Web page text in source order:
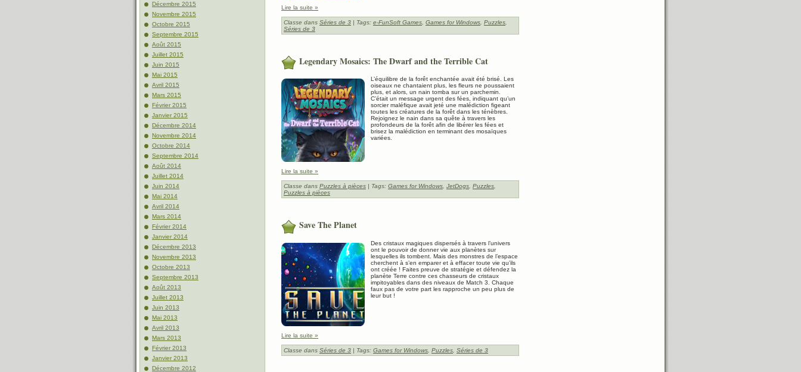
Décembre 2015
Novembre 2015
Octobre 2015
Septembre 2015
Août 2015
Juillet 2015
Juin 2015
Mai 2015
Avril 2015
Mars 2015
Février 2015
Janvier 2015
Décembre 2014
Novembre 2014
Octobre 2014
Septembre 2014
Août 2014
Juillet 2014
Juin 2014
Mai 2014
Avril 2014
Mars 2014
Février 2014
Janvier 2014
Décembre 2013
Novembre 2013
Octobre 2013
Septembre 2013
Août 2013
Juillet 2013
Juin 2013
Mai 2013
Avril 2013
Mars 2013
Février 2013
Janvier 2013
Décembre 2012
Lire la suite »
Classe dans Séries de 3 | Tags: e-FunSoft Games Games for Windows Puzzles
Séries de 3
Legendary Mosaics: The Dwarf and the Terrible Cat
L’équilibre de la forêt enchantée avait été brisé. Les
oiseaux ne chantaient plus, les fleurs ne poussaient
plus, et alors, un nain tomba sur un parchemin.
C’était un message urgent des fées, indiquant qu’un
sorcier maléfique avait jeté une malédiction figeant
toutes les créatures de la forêt dans les ténèbres.
Rejoignez le nain dans sa quête à travers les
profondeurs de la forêt afin de libérer les fées et
brisez la malédiction en terminant des mosaïques
variées.
Lire la suite »
Classe dans Puzzles à pièces | Tags: Games for Windows, JetDogs, Puzzles,
Puzzles à pièces
Save The Planet
Des cristaux magiques dispersés à travers l’univers
ont le pouvoir de donner vie aux planètes sur
lesquelles ils tombent. Mais des monstres de l’espace
cherchent à s’en emparer et à effacer toute vie qu’ils
ont créée ! Faites preuve de stratégie et défendez la
planète Terre contre ces chasseurs de cristaux
impitoyables dans des niveaux de Match 3. Chaque
faux pas de votre part les rapproche un peu plus de
leur but !
Lire la suite »
Classe dans Séries de 3 | Tags: Games for Windows Puzzles Séries de 3